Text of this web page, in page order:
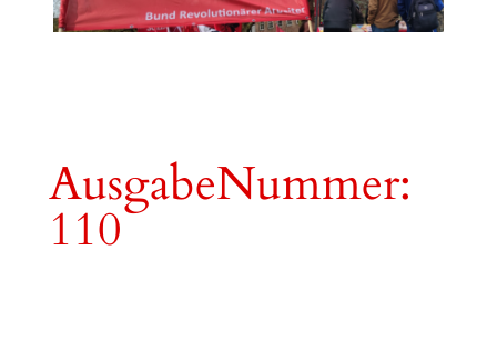
n
AusgabeNummer:
110